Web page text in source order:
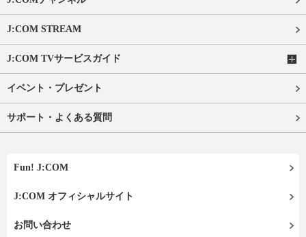
J:COM STREAM
J:COM TVサービスガイド
イベント・プレゼント
サポート・よくある質問
Fun! J:COM
J:COM オフィシャルサイト
お問い合わせ